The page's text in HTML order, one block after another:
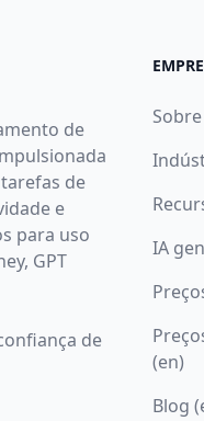
de
de
e
para uso
GPT
de
Sobre
IA
(en)
Blog